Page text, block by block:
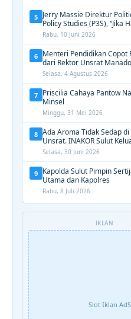
5 Jerry Massie Direktur
Policy Studies (P3S), “Jika
Tak Terkendali, Zulhas dan
Tak Layak Dipertahankan”
Rabu, 10 Juni 2026
6 Menteri Pendidikan Copot
dari Rektor Unsrat
Kawal Unsur Pidana dan
Aroma Busuk di Suksesi
Selasa, 4 Agustus 2026
7 Priscilia Cahaya Pantow
Minsel
Minggu, 31 Mei 2026
8 Ada Aroma Tidak Sedap
Unsrat. INAKOR Sulut
Kawal Proses Seleksi
Selasa, 30 Juni 2026
9 Kapolda Sulut Pimpin
Utama dan Kapolres
Rabu, 8 Juli 2026
IKLAN
Slot Iklan